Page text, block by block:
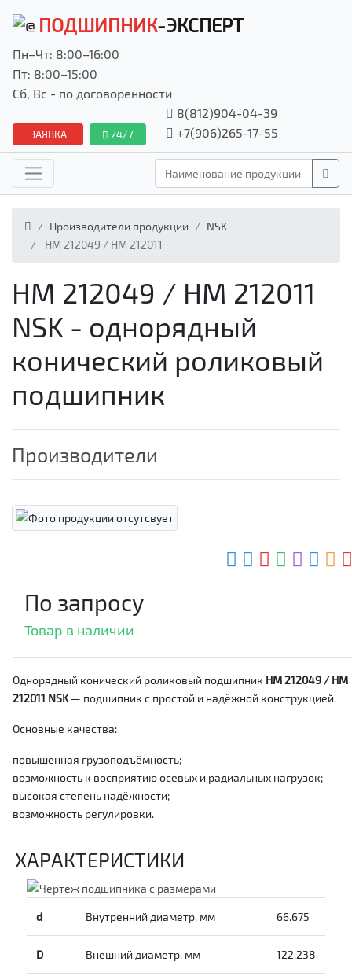
ПОДШИПНИК-ЭКСПЕРТ
Пн–Чт: 8:00–16:00
Пт: 8:00–15:00
Сб, Вс - по договоренности
ЗАЯВКА 24/7
8(812)904-04-39
+7(906)265-17-55
Производители продукции
NSK
HM 212049 / HM 212011
HM 212049 / HM 212011
NSK - однорядный
конический роликовый
подшипник
Производители
По запросу
Товар в наличии
Однорядный конический роликовый подшипник HM 212049 / HM
212011 NSK— подшипник с простой и надёжной конструкцией.
Основные качества:
повышенная грузоподъёмность;
возможность к восприятию осевых и радиальных нагрузок;
высокая степень надёжности;
возможность регулировки.
ХАРАКТЕРИСТИКИ
d Внутренний диаметр, мм 66.675
D Внешний диаметр, мм 122.238